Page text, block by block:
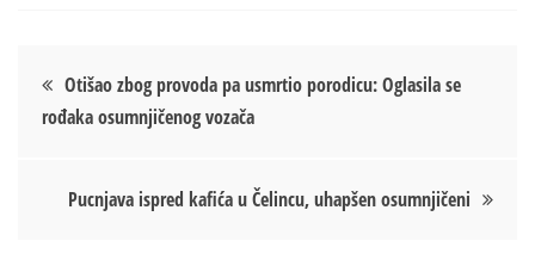
Кретање
чланка
Otišao zbog provoda pa usmrtio porodicu: Oglasila se
rođaka osumnjičenog vozača
Pucnjava ispred kafića u Čelincu, uhapšen osumnjičeni